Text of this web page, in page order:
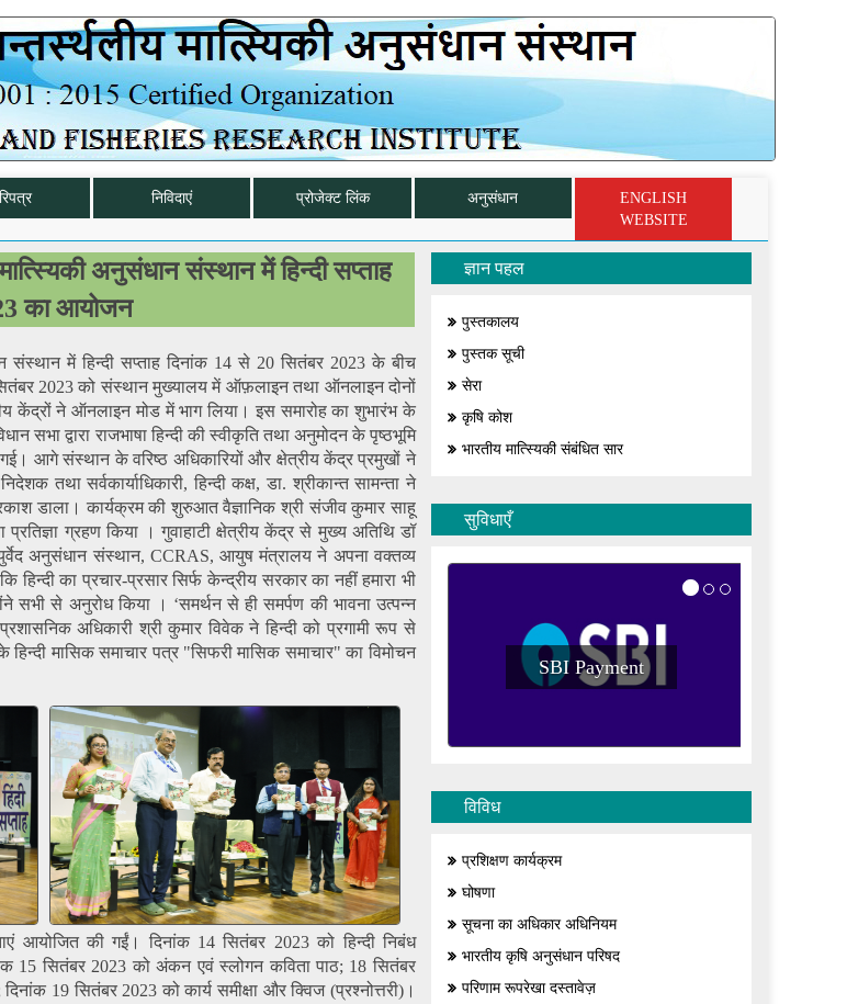
निविदाएं प्रोजेक्ट लिंक अनुसंधान
ENGLISH
WEBSITE
अनुसंधान संस्थान में हिन्दी सप्ताह
का आयोजन
संस्थान में हिन्दी सप्ताह दिनांक 14 से 20 सितंबर 2023 के बीच
2023 को संस्थान मुख्यालय में ऑफ़लाइन तथा ऑनलाइन दोनों
केंद्रों ने ऑनलाइन मोड में भाग लिया। इस समारोह का शुभारंभ के
सभा द्वारा राजभाषा हिन्दी की स्वीकृति तथा अनुमोदन के पृष्ठभूमि
गई। आगे संस्थान के वरिष्ठ अधिकारियों और क्षेत्रीय केंद्र प्रमुखों ने
तथा सर्वकार्याधिकारी, हिन्दी कक्ष, डा. श्रीकान्‍त सामन्‍ता ने
डाला। कार्यक्रम की शुरुआत वैज्ञानिक श्री संजीव कुमार साहू
ग्रहण किया । गुवाहाटी क्षेत्रीय केंद्र से मुख्य अतिथि डॉ
अनुसंधान संस्थान, CCRAS, आयुष मंत्रालय ने अपना वक्तव्य
हिन्दी का प्रचार-प्रसार सिर्फ केन्द्रीय सरकार का नहीं हमारा भी
सभी से अनुरोध किया । ‘समर्थन से ही समर्पण की भावना उत्पन्न
अधिकारी श्री कुमार विवेक ने हिन्दी को प्रगामी रूप से
मासिक समाचार पत्र "सिफरी मासिक समाचार" का विमोचन
आयोजित की गईं। दिनांक 14 सितंबर 2023 को हिन्दी निबंध
15 सितंबर 2023 को अंकन एवं स्लोगन कविता पाठ; 18 सितंबर
19 सितंबर 2023 को कार्य समीक्षा और क्विज (प्रश्नोत्तरी)।
ज्ञान पहल
पुस्तकालय
पुस्तक सूची
सेरा
कृषि कोश
भारतीय मात्स्यिकी संबंधित सार
सुविधाएँ
SBI Payment
विविध
प्रशिक्षण कार्यक्रम
घोषणा
सूचना का अधिकार अधिनियम
भारतीय कृषि अनुसंधान परिषद
परिणाम रूपरेखा दस्तावेज़